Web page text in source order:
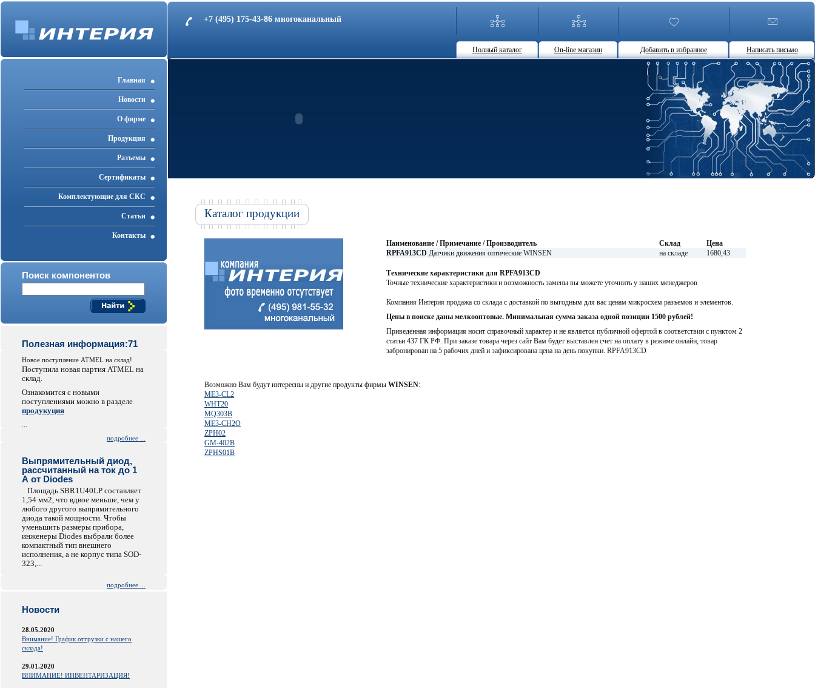
+7 (495) 175-43-86 многоканальный
Полный каталог On-line магазин Добавить в избранное Написать письмо
Главная
Новости
О фирме
Продукция
Разъемы
Cертификаты
Комплектующие для СКС
Статьи
Контакты
Поиск компонентов
Полезная информация:71
Новое поступление ATMEL на склад!
Поступила новая партия ATMEL на
склад.
Ознакомится с новыми
поступлениями можно в разделе
продукуция
подробнее ...
Выпрямительный диод,
рассчитанный на ток до 1
А от Diodes
Площадь SBR1U40LP составляет
1,54 мм2, что вдвое меньше, чем у
любого другого выпрямительного
диода такой мощности. Чтобы
уменьшить размеры прибора,
инженеры Diodes выбрали более
компактный тип внешнего
исполнения, а не корпус типа SOD-
323,...
подробнее ...
Новости
28.05.2020
Внимание! График отгрузки с нашего
склада!
29.01.2020
ВНИМАНИЕ! ИНВЕНТАРИЗАЦИЯ!
Каталог продукции
Наименование / Примечание / Производитель Склад
Цена
RPFA913CD Датчики движения оптические WINSEN на складе 1680,43
Технические характеристики для RPFA913CD
Точные технические характеристики и возможность замены вы можете уточнить у наших менеджеров
Компания Интерия продажа со склада с доставкой по выгодным для вас ценам микросхем разъемов и элементов.
Цены в поиске даны мелкооптовые. Минимальная сумма заказа одной позиции 1500 рублей!
Приведенная информация носит справочный характер и не является публичной офертой в соответствии с пунктом 2
статьи 437 ГК РФ. При заказе товара через сайт Вам будет выставлен счет на оплату в режиме онлайн, товар
забронирован на 5 рабочих дней и зафиксирована цена на день покупки. RPFA913CD
Возможно Вам будут интересны и другие продукты фирмы WINSEN:
ME3-CL2
WHT20
MQ303B
ME3-CH2O
ZPH02
GM-402B
ZPHS01B